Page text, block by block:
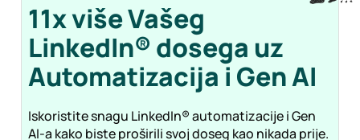
11x više Vašeg
LinkedIn® dosega uz
Automatizacija i GenAI
Iskoristite snagu LinkedIn® automatizacije i Gen
AI-a kako biste proširili svoj doseg kao nikada prije.